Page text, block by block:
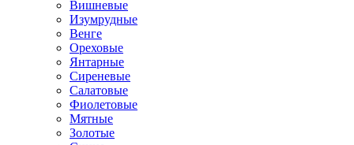
Вишневые
Изумрудные
Венге
Ореховые
Янтарные
Сиреневые
Салатовые
Фиолетовые
Мятные
Золотые